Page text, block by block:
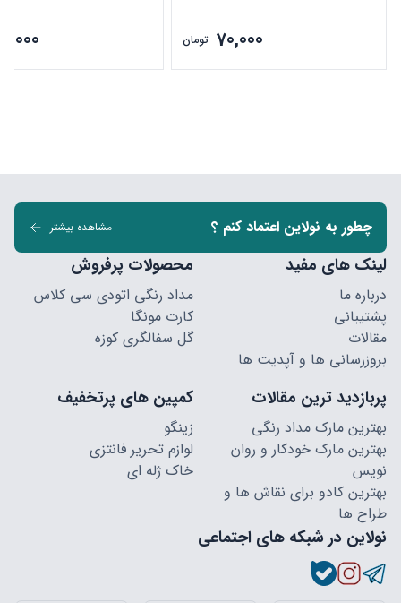
70,000 تومان
چطور به نولاین اعتماد کنم ؟ مشاهده بیشتر
لینک های مفید
درباره ما
پشتیبانی
مقالات
بروزرسانی ها و آپدیت ها
محصولات پرفروش
مداد رنگی اتودی سی کلاس
کارت مونگا
گل سفالگری کوزه
پربازدید ترین مقالات
بهترین مارک مداد رنگی
بهترین مارک خودکار و روان
نویس
بهترین کادو برای نقاش ها و
طراح ها
کمپین های پرتخفیف
زینگو
لوازم تحریر فانتزی
خاک ژله ای
نولاین در شبکه های اجتماعی